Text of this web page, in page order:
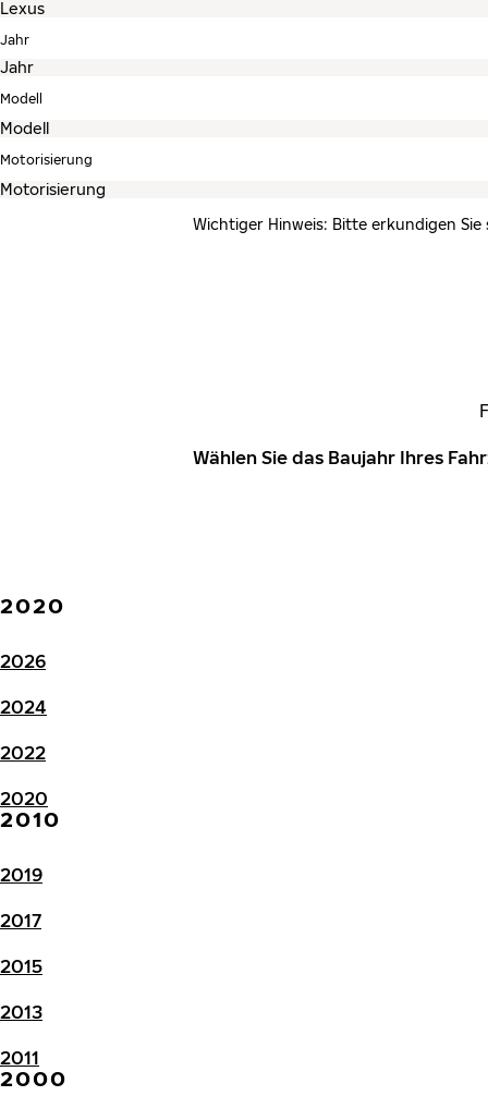
Jahr
Modell
Motorisierung
Wichtiger Hinweis: Bitte erkundigen
Wählen Sie das Baujahr Ihres
2020
2026
2024
2022
2020
2010
2019
2017
2015
2013
2011
2000